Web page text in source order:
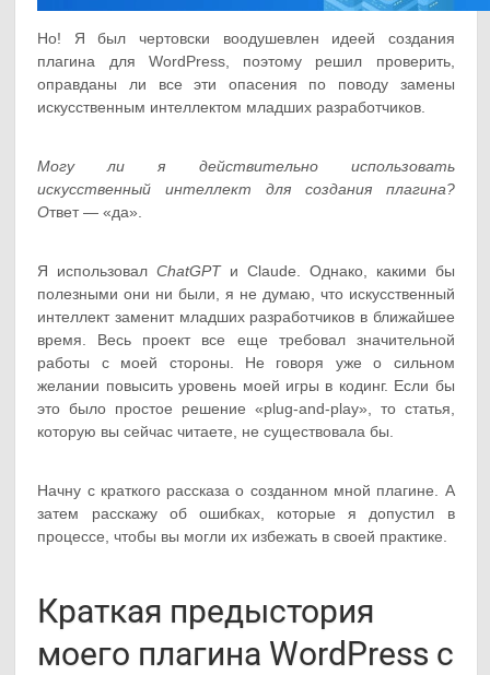
Но! Я был чертовски воодушевлен идеей создания
плагина для WordPress, поэтому решил проверить,
оправданы ли все эти опасения по поводу замены
искусственным интеллектом младших разработчиков.
Могу ли я действительно использовать
искусственный интеллект для создания плагина?
Ответ — «да».
Я использовалChatGPTи Claude. Однако, какими бы
полезными они ни были, я не думаю, что искусственный
интеллект заменит младших разработчиков в ближайшее
время. Весь проект все еще требовал значительной
работы с моей стороны. Не говоря уже о сильном
желании повысить уровень моей игры в кодинг. Если бы
это было простое решение «plug-and-play», то статья,
которую вы сейчас читаете, не существовала бы.
Начну с краткого рассказа о созданном мной плагине. А
затем расскажу об ошибках, которые я допустил в
процессе, чтобы вы могли их избежать в своей практике.
Краткая предыстория
моего плагина WordPress с